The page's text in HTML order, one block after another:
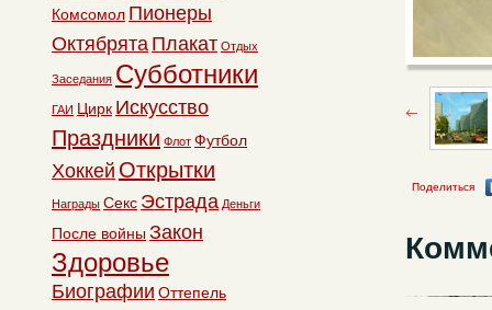
Поделиться
Комсомол Пионеры
Октябрята Плакат Отдых
Заседания Субботники
ГАИ Цирк Искусство
Праздники Флот Футбол
Хоккей Открытки
Награды Секс Эстрада Деньги
После войны Закон
Здоровье
Биографии Оттепель